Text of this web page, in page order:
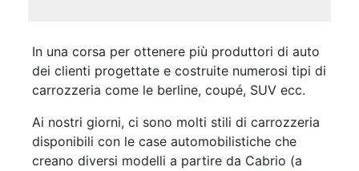
In una corsa per ottenere più produttori di auto
dei clienti progettate e costruite numerosi tipi di
carrozzeria come le berline, coupé, SUV ecc.
Ai nostri giorni, ci sono molti stili di carrozzeria
disponibili con le case automobilistiche che
creano diversi modelli a partire da Cabrio (a